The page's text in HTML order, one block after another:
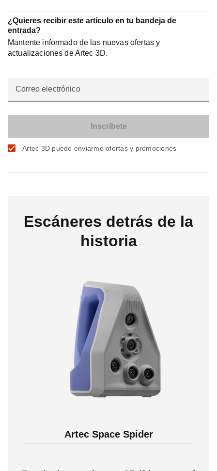
¿Quieres recibir este artículo en tu bandeja de
entrada?
Mantente informado de las nuevas ofertas y
actualizaciones de Artec 3D.
Correo electrónico
Artec 3D puede enviarme ofertas y promociones
Escáneres detrás de la
historia
Artec Space Spider